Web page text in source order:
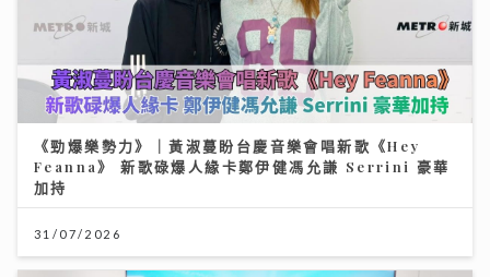
《勁爆樂勢力》｜黃淑蔓盼台慶音樂會唱新歌《Hey
Feanna》 新歌碌爆人緣卡鄭伊健馮允謙 Serrini 豪華
加持
31/07/2026